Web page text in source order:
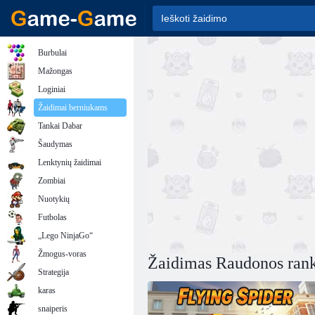
Žaidimas Raudonos
Burbulai
Mažongas
Loginiai
Žaidimai berniukams
Tankai Dabar
Šaudymas
Lenktynių žaidimai
Zombiai
Nuotykių
Futbolas
„Lego NinjaGo“
Žmogus-voras
Strategija
karas
snaiperis